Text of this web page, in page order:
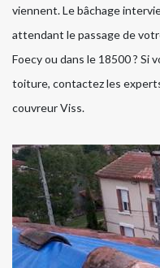
viennent. Le bâchage
attendant le passage de
Foecy ou dans le 18500 ? Si
toiture, contactez les
couvreur Viss.